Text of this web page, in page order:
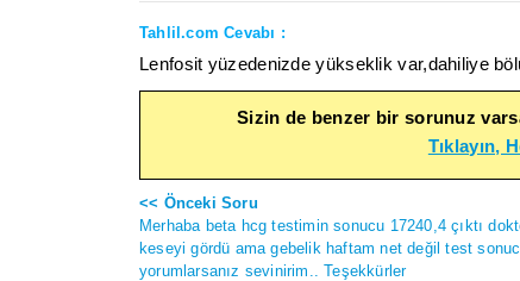
Tahlil.com Cevabı :
Lenfosit yüzedenizde yükseklik var,dahiliye
Sizin de benzer bir sorunuz
Tıklayın,
<< Önceki Soru
Merhaba beta hcg testimin sonucu 17240,4 çıktı
keseyi gördü ama gebelik haftam net değil test
yorumlarsanız sevinirim.. Teşekkürler